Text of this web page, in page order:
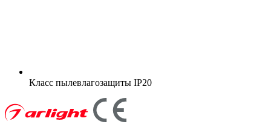
Класс пылевлагозащиты IP20